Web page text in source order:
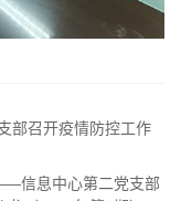
部召开疫情防控工作
信息中心第二党支部